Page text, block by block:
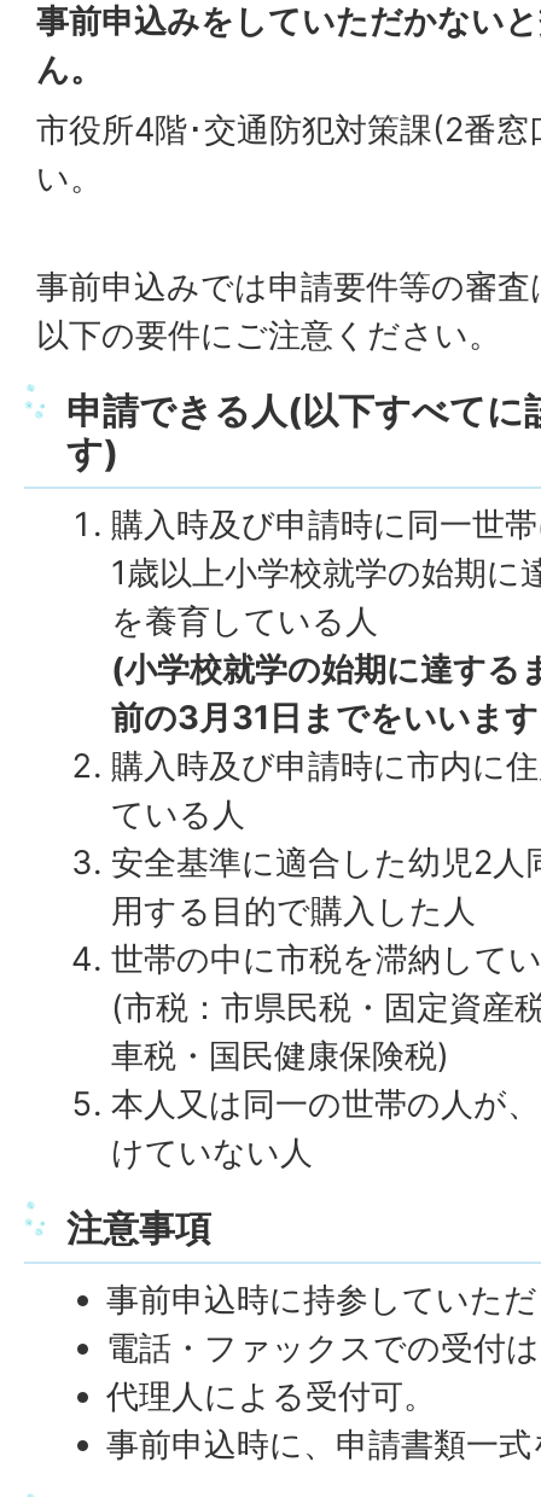
事前申込みをしていただかない
ん。
市役所4階･交通防犯対策課(2番
い。
事前申込みでは申請要件等の審
以下の要件にご注意ください。
申請できる人(以下すべてに
す)
購入時及び申請時に同一世
1歳以上小学校就学の始期に
を養育している人
(小学校就学の始期に達する
前の3月31日までをいいま
購入時及び申請時に市内に
ている人
安全基準に適合した幼児2人
用する目的で購入した人
世帯の中に市税を滞納して
(市税：市県民税・固定資産
車税・国民健康保険税)
本人又は同一の世帯の人が
けていない人
注意事項
事前申込時に持参していた
電話・ファックスでの受付
代理人による受付可。
事前申込時に、申請書類一